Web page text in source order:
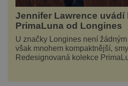
Jennifer Lawrence uvádí
PrimaLuna od Longines
U značky Longines není
však mnohem kompaktnější,
Redesignovaná kolekce
je značka Longines dnes a čím